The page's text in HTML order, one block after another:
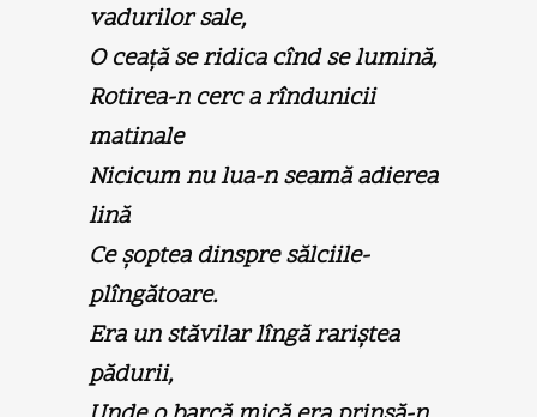
vadurilor sale,
O ceaţă se ridica cînd se lumină,
Rotirea-n cerc a rîndunicii
matinale
Nicicum nu lua-n seamă adierea
lină
Ce şoptea dinspre sălciile-
plîngătoare.
Era un stăvilar lîngă rariştea
pădurii,